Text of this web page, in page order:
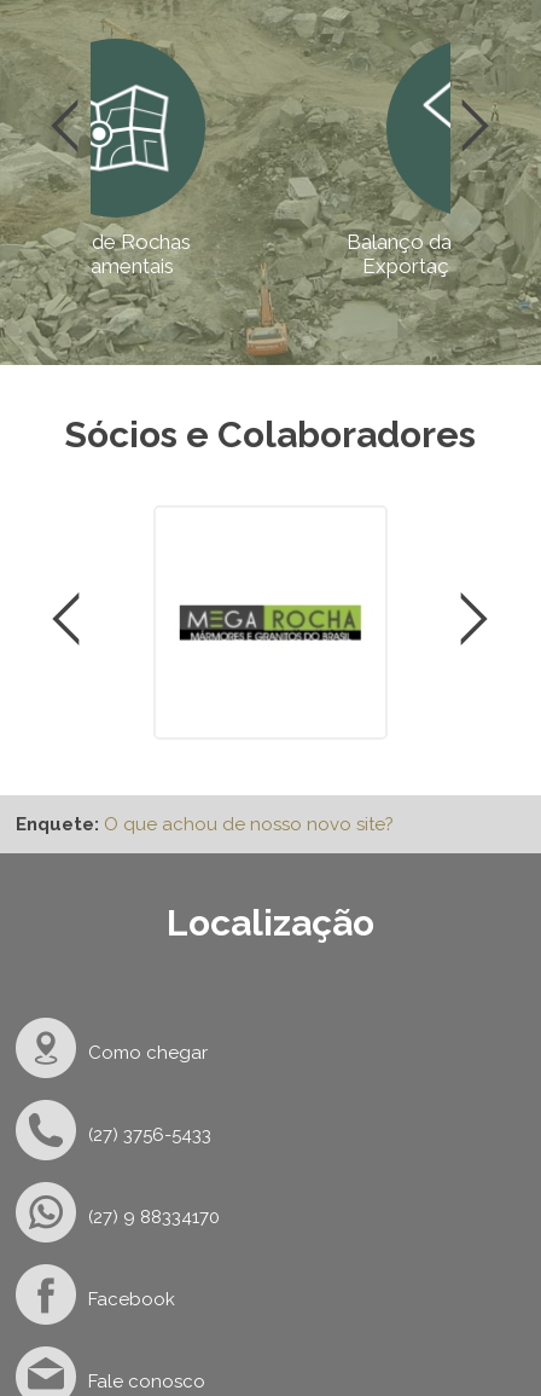
Sócios e Colaboradores
Enquete: O que achou de nosso novo site?
Localização
Como chegar
(27) 3756-5433
(27) 9 88334170
Facebook
Fale conosco